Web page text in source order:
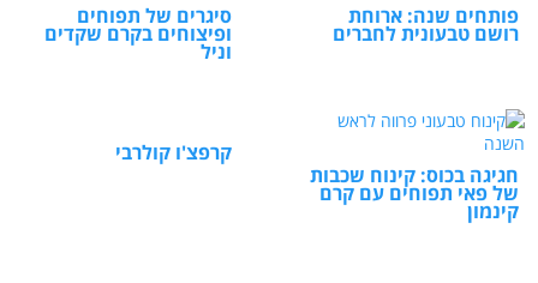
פותחים שנה: ארוחת
רושם טבעונית לחברים
סיגרים של תפוחים
ופיצוחים בקרם שקדים
וניל
חגיגה בכוס: קינוח שכבות
של פאי תפוחים עם קרם
קינמון
קרפצ'ו קולרבי